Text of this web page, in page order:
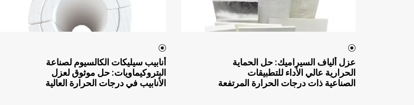
عزل ألياف السيراميك: حل الحماية
الحرارية عالي الأداء للتطبيقات
الصناعية ذات درجات الحرارة المرتفعة
أنابيب سيليكات الكالسيوم لصناعة
البتروكيماويات: حل موثوق لعزل
الأنابيب في درجات الحرارة العالية